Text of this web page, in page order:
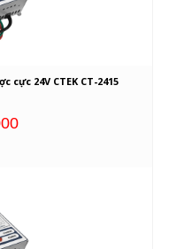
24V CTEK CT-2415